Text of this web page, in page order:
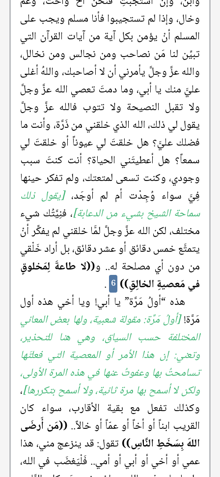
وخال، وإذا لم تستجيبوا فأنا مسلم ويجب على
المسلم أنْ يؤمن بكل آية من آيات القرآن التي
تبيِّن لنا مَن نصاحب ومن نجالس ومن نخالل،
والله عزَّ وجلَّ يأمرني أن لا أصاحبك، واللهُ أغلى
عليَّ منك يا أبي، وما دمتَ تعصي الله عزَّ وجلَّ
ولا تقبل النصيحة ولا تتوب فالله عزَّ وجلَّ
يقول لي ذلك، الله الذي خلقني من ذَرَّة، وأنت ما
فضلك عليَّ؟ هل خلقتَ لي عيوناً أو خلقتَ لي
سمعاً؟ هل أعطيتَني الحياة؟ أنت كنتَ سبب
وجودي، وكنت تسعى لمتعتك، ولم تفكر حينها
فِيَّ سواء وُجِدْت أم لم أوجَد،[يقول ذلك
سماحة الشيخ بشيء من الدعابة]، فنِيَّتُك شيء
مختلف، لكن الله عزَّ وجلَّ لمَّا خلقني لم يفكِّر أنْ
يتمتَّع خمس دقائق أو عشر دقائق، بل أراد خَلْقي
من دون أي مصلحة له.. و((لا طاعةَ لِمَخلوقٍ
في مَعصيةِ الخالِقِ)) 6
.
هذه “أولُ مَرَّة” يا أبي! ويا أخي هذه أول
مَرَّة![أولُ مَرَّة: مقولة شعبية، ولها بعض المعاني
المختلفة حسب السياق، وهي هنا للتحذير،
وتعني: إن هذا الأمر أو المعصية التي فعلتَها
تسامحتُ بها وعفوتُ عنها في هذه المرة الأولى،
ولكن لا أسمح بها مرة ثانية، ولا أسمح بتكررها]،
وكذلك تفعل مع بقية الأقارب، سواء كان
القريب ابناً أو أخاً أو عمّاً أو خالاً.. ((مَن أَرضَى
اللهَ بِسَخَطِ النَّاسِ)) تقول: قد ينزعج مني، هذا
عمي أو أخي أو أبي أو أمي.. فَلْيَغضَب في الله،